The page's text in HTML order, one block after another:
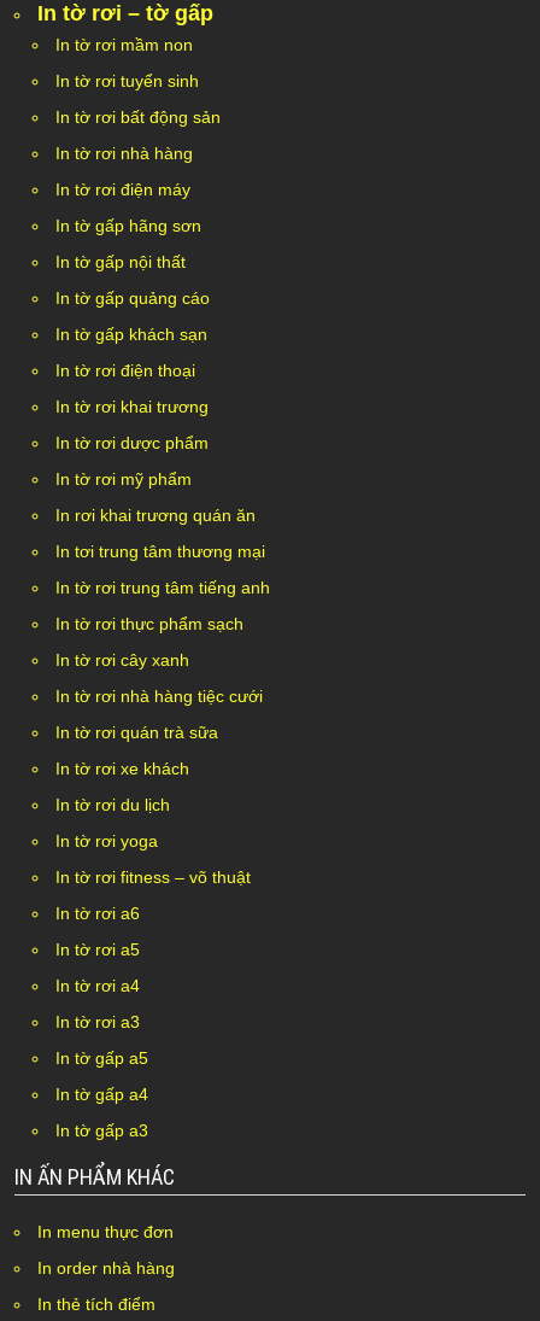
In tờ rơi – tờ gấp
In tờ rơi mầm non
In tờ rơi tuyển sinh
In tờ rơi bất động sản
In tờ rơi nhà hàng
In tờ rơi điện máy
In tờ gấp hãng sơn
In tờ gấp nội thất
In tờ gấp quảng cáo
In tờ gấp khách sạn
In tờ rơi điện thoại
In tờ rơi khai trương
In tờ rơi dược phẩm
In tờ rơi mỹ phẩm
In rơi khai trương quán ăn
In tơi trung tâm thương mại
In tờ rơi trung tâm tiếng anh
In tờ rơi thực phẩm sạch
In tờ rơi cây xanh
In tờ rơi nhà hàng tiệc cưới
In tờ rơi quán trà sữa
In tờ rơi xe khách
In tờ rơi du lịch
In tờ rơi yoga
In tờ rơi fitness – võ thuật
In tờ rơi a6
In tờ rơi a5
In tờ rơi a4
In tờ rơi a3
In tờ gấp a5
In tờ gấp a4
In tờ gấp a3
IN ẤN PHẨM KHÁC
In menu thực đơn
In order nhà hàng
In thẻ tích điểm